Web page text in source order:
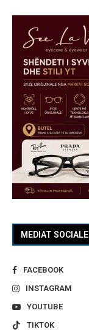
MEDIAT SOCIALE
FACEBOOK
INSTAGRAM
YOUTUBE
TIKTOK